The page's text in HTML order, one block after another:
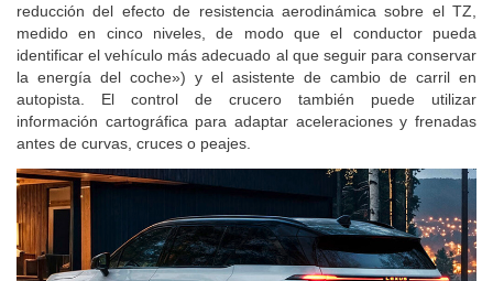
reducción del efecto de resistencia aerodinámica sobre el TZ,
medido en cinco niveles, de modo que el conductor pueda
identificar el vehículo más adecuado al que seguir para conservar
la energía del coche») y el asistente de cambio de carril en
autopista. El control de crucero también puede utilizar
información cartográfica para adaptar aceleraciones y frenadas
antes de curvas, cruces o peajes.